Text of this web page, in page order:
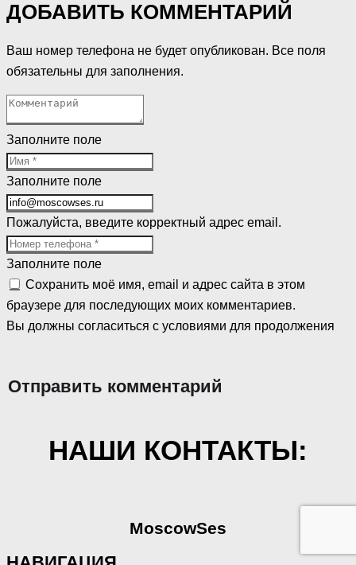
ДОБАВИТЬ КОММЕНТАРИЙ
Ваш номер телефона не будет опубликован. Все поля
обязательны для заполнения.
Заполните поле
Заполните поле
Пожалуйста, введите корректный адрес email.
Заполните поле
Сохранить моё имя, email и адрес сайта в этом
браузере для последующих моих комментариев.
Вы должны согласиться с условиями для продолжения
Отправить комментарий
НАШИ КОНТАКТЫ:
MoscowSes